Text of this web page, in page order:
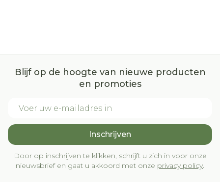
Blijf op de hoogte van nieuwe producten
en promoties
Inschrijven
Door op inschrijven te klikken, schrijft u zich in voor onze
nieuwsbrief en gaat u akkoord met onze privacy policy.